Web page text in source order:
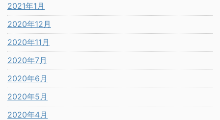
2021年1月
2020年12月
2020年11月
2020年7月
2020年6月
2020年5月
2020年4月